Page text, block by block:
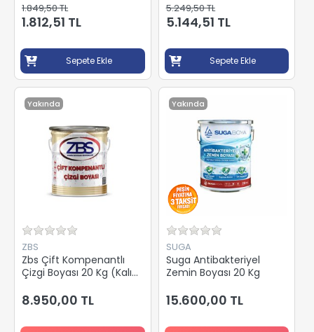
1.849,50 TL
1.812,51 TL
Sepete Ekle
5.249,50 TL
5.144,51 TL
Sepete Ekle
Yakında
ZBS
Zbs Çift Kompenantlı
Çizgi Boyası 20 Kg (Kalın
Uygulamaları İçin, Hiç
Çıkmayan Boya)
8.950,00 TL
Yakında
SUGA
Suga Antibakteriyel
Zemin Boyası 20 Kg
15.600,00 TL